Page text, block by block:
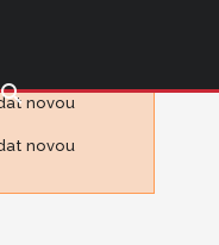
novou
novou